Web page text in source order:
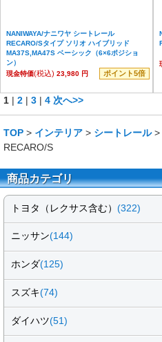
NANIWAYA/ナニワヤ シートレール
RECARO/Sタイプ ソリオ ハイブリッド
MA37S,MA47S ベーシック（6×6ポジショ
ン）
現金特価(税込) 23,980 円 ポイント5倍
1 | 2 | 3 | 4 次へ>>
TOP > インテリア > シートレール>
RECARO/S
商品カテゴリ
トヨタ（レクサス含む） (322)
ニッサン(144)
ホンダ(125)
スズキ(74)
ダイハツ(51)